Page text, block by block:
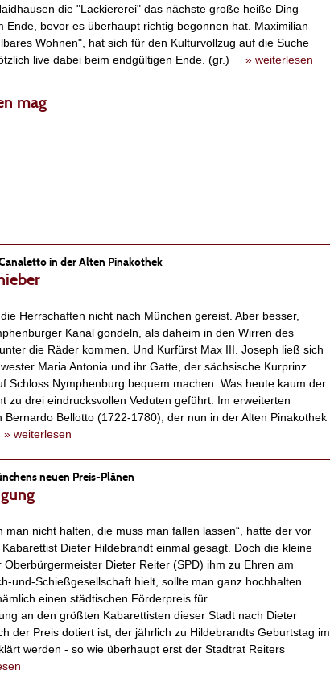
die "Lackiererei" das nächste große heiße Ding
Ende, bevor es überhaupt richtig begonnen hat. Maximilian
Wohnen", hat sich für den Kulturvollzug auf die Suche
live dabei beim endgültigen Ende. (gr.) » weiterlesen
mag
in der Alten Pinakothek
Herrschaften nicht nach München gereist. Aber besser,
Kanal gondeln, als daheim in den Wirren des
die Räder kommen. Und Kurfürst Max III. Joseph ließ sich
Maria Antonia und ihr Gatte, der sächsische Kurprinz
Schloss Nymphenburg bequem machen. Was heute kaum der
zu drei eindrucksvollen Veduten geführt: Im erweiterten
Bellotto (1722-1780), der nun in der Alten Pinakothek
» weiterlesen
neuen Preis-Plänen
man nicht halten, die muss man fallen lassen“, hatte der vor
Dieter Hildebrandt einmal gesagt. Doch die kleine
Dieter Reiter (SPD) ihm zu Ehren am
und-Schießgesellschaft hielt, sollte man ganz hochhalten.
einen städtischen Förderpreis für
an den größten Kabarettisten dieser Stadt nach Dieter
der Preis dotiert ist, der jährlich zu Hildebrandts Geburtstag im
werden - so wie überhaupt erst der Stadtrat Reiters